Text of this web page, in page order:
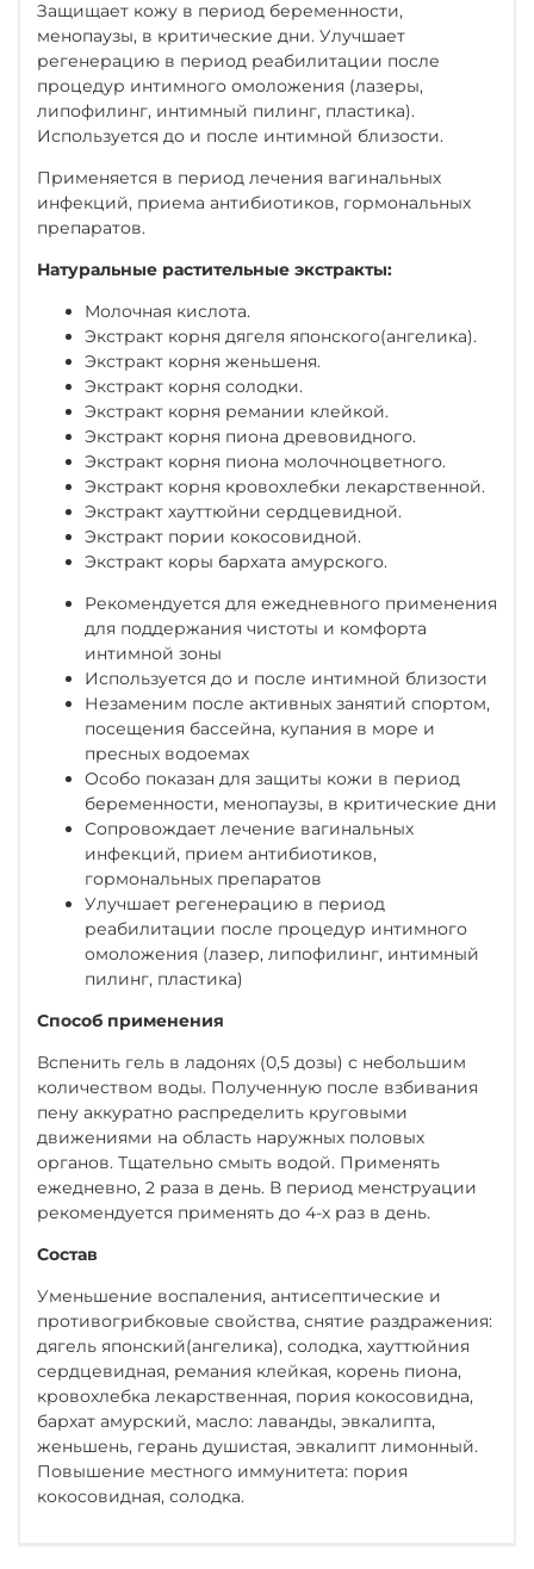
Защищает кожу в период беременности,
менопаузы, в критические дни. Улучшает
регенерацию в период реабилитации после
процедур интимного омоложения (лазеры,
липофилинг, интимный пилинг, пластика).
Используется до и после интимной близости.
Применяется в период лечения вагинальных
инфекций, приема антибиотиков, гормональных
препаратов.
Натуральные растительные экстракты:
Молочная кислота.
Экстракт корня дягеля японского(ангелика).
Экстракт корня женьшеня.
Экстракт корня солодки.
Экстракт корня ремании клейкой.
Экстракт корня пиона древовидного.
Экстракт корня пиона молочноцветного.
Экстракт корня кровохлебки лекарственной.
Экстракт хауттюйни сердцевидной.
Экстракт пории кокосовидной.
Экстракт коры бархата амурского.
Рекомендуется для ежедневного применения
для поддержания чистоты и комфорта
интимной зоны
Используется до и после интимной близости
Незаменим после активных занятий спортом,
посещения бассейна, купания в море и
пресных водоемах
Особо показан для защиты кожи в период
беременности, менопаузы, в критические дни
Сопровождает лечение вагинальных
инфекций, прием антибиотиков,
гормональных препаратов
Улучшает регенерацию в период
реабилитации после процедур интимного
омоложения (лазер, липофилинг, интимный
пилинг, пластика)
Способ применения
Вспенить гель в ладонях (0,5 дозы) с небольшим
количеством воды. Полученную после взбивания
пену аккуратно распределить круговыми
движениями на область наружных половых
органов. Тщательно смыть водой. Применять
ежедневно, 2 раза в день. В период менструации
рекомендуется применять до 4-х раз в день.
Состав
Уменьшение воспаления, антисептические и
противогрибковые свойства, снятие раздражения:
дягель японский(ангелика), солодка, хауттюйния
сердцевидная, ремания клейкая, корень пиона,
кровохлебка лекарственная, пория кокосовидна,
бархат амурский, масло: лаванды, эвкалипта,
женьшень, герань душистая, эвкалипт лимонный.
Повышение местного иммунитета: пория
кокосовидная, солодка.